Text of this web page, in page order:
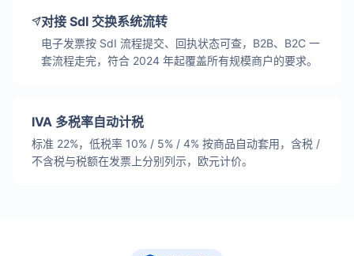
对接 SdI 交换系统流转
电子发票按 SdI 流程提交、回执状态可查，B2B、B2C 一
套流程走完，符合 2024 年起覆盖所有规模商户的要求。
IVA 多税率自动计税
标准 22%，低税率 10% / 5% / 4% 按商品自动套用，含税 /
不含税与税额在发票上分别列示，欧元计价。